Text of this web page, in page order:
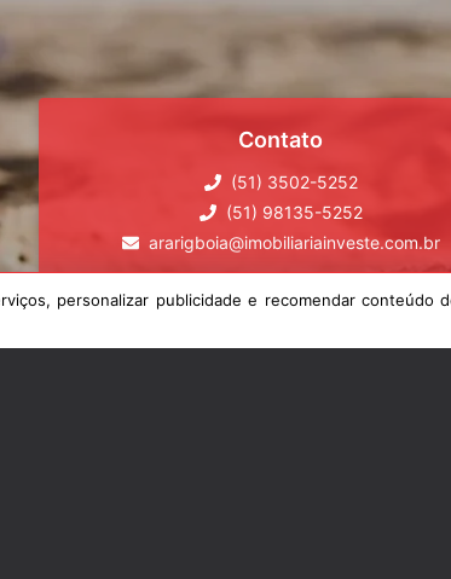
Contato
(51) 3502-5252
(51) 98135-5252
ararigboia@imobiliariainveste.com.br
personalizar publicidade e recomendar conteúdo